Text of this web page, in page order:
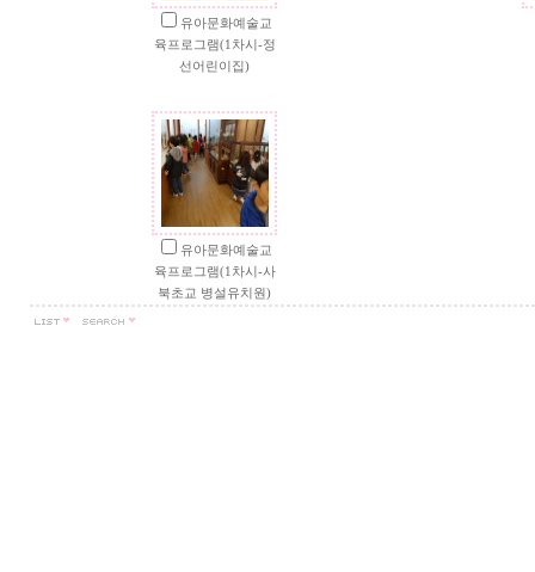
유아문화예술교
육프로그램(1차시-정
선어린이집)
유아문화예술교
육프로그램(1차시-사
북초교 병설유치원)